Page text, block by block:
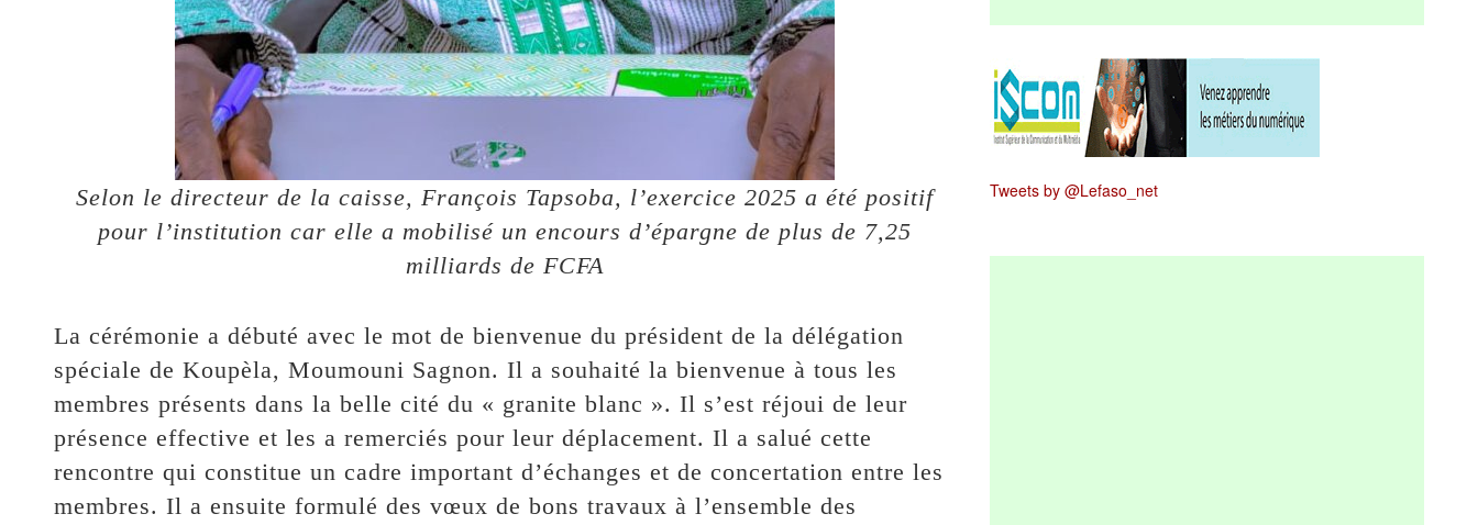
Selon le directeur de la caisse, François Tapsoba, l’exercice 2025 a été positif
pour l’institution car elle a mobilisé un encours d’épargne de plus de 7,25
milliards de FCFA
La cérémonie a débuté avec le mot de bienvenue du président de la délégation
spéciale de Koupèla, Moumouni Sagnon. Il a souhaité la bienvenue à tous les
membres présents dans la belle cité du « granite blanc ». Il s’est réjoui de leur
présence effective et les a remerciés pour leur déplacement. Il a salué cette
rencontre qui constitue un cadre important d’échanges et de concertation entre les
membres. Il a ensuite formulé des vœux de bons travaux à l’ensemble des
Tweets by @Lefaso_net